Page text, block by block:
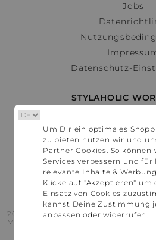
Jobs
Datenschutz-
STYLAHOLIC
United
2016 - 2026 © Stylaholic.
Made for you with love in munich.
Um Dir ein optimales
zu bieten nutzen wir und
Partner Cookies. So können
Services verbessern und für
relevante Inhalte &
Klicke auf "Akzeptieren" um
Einsatz von Cookies
kannst Deine Zustimmung
anpassen oder widerrufen.